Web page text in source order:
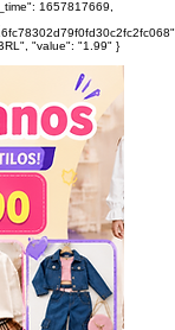
1657817669,
"value": "1.99" }